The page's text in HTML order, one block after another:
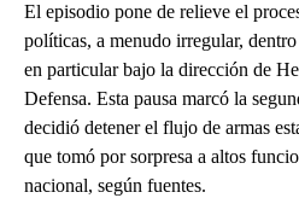
El episodio pone de relieve el
políticas, a menudo irregular,
en particular bajo la dirección de
Defensa. Esta pausa marcó la
decidió detener el flujo de armas
que tomó por sorpresa a altos
nacional, según fuentes.